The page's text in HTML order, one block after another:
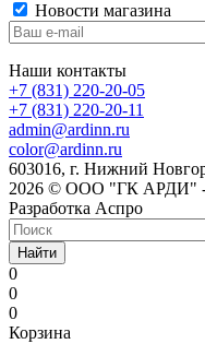
Новости магазина
Наши контакты
+7 (831) 220-20-05
+7 (831) 220-20-11
admin@ardinn.ru
color@ardinn.ru
603016, г. Нижний
2026 © ООО "ГК АРДИ" -
Разработка Аспро
Найти
0
0
0
Корзина